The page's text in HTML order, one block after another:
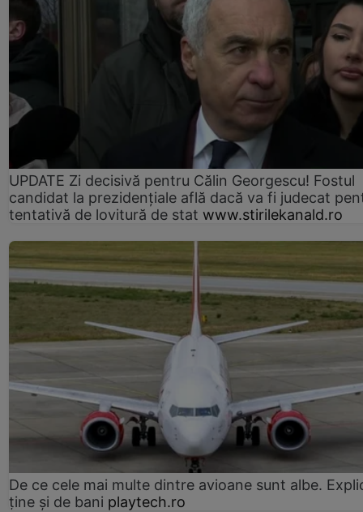
UPDATE Zi decisivă pentru Călin Georgescu! Fostul
candidat la prezidențiale află dacă va fi judecat
tentativă de lovitură de stat www.stirilekanald.ro
De ce cele mai multe dintre avioane sunt albe.
ține și de bani playtech.ro